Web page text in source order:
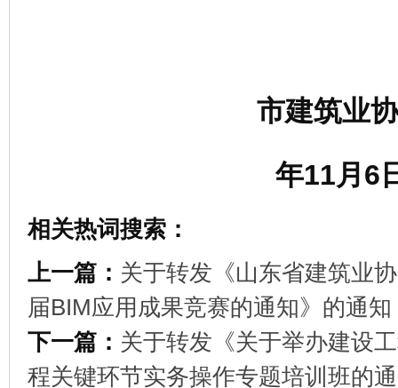
市建筑业
年11月6
相关热词搜索：
上一篇： 关于转发《山东省建筑业
届BIM应用成果竞赛的通知》的通知
下一篇： 关于转发《关于举办建设
程关键环节实务操作专题培训班的